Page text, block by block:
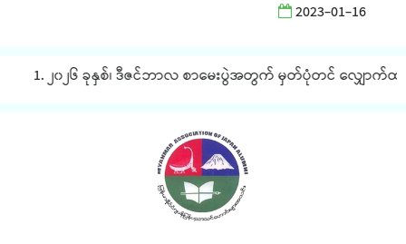
2023-01-16
1. ၂၀၂၆ ခုနှစ်၊ ဒီဇင်ဘာလ စာမေးပွဲအတွက် မှတ်ပုံတင် လျှောက်ထားခ